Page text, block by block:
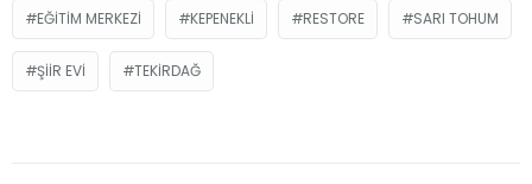
EĞITIM MERKEZI KEPENEKLI RESTORE SARI TOHUM
ŞIIR EVI TEKIRDAĞ